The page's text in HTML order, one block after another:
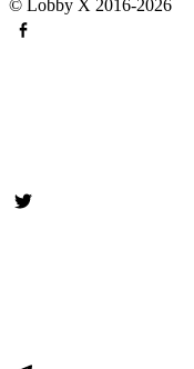
© Lobby X 2016-2026